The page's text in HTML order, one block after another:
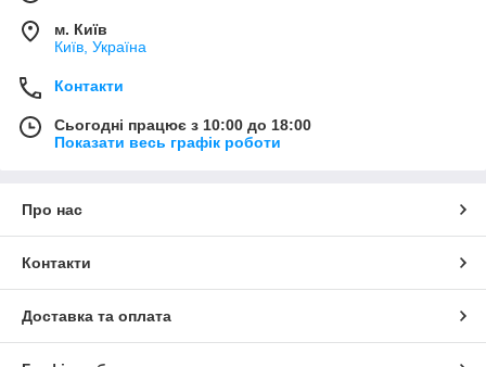
м. Київ
Київ, Україна
Контакти
Сьогодні працює з 10:00 до 18:00
Показати весь графік роботи
Про нас
Контакти
Доставка та оплата